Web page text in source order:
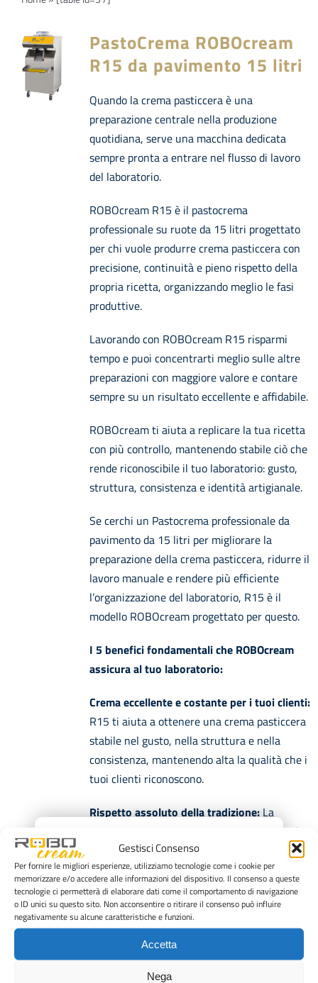
Gestisci Consenso
Per fornire le migliori esperienze, utilizziamo tecnologie come i cookie per
memorizzare e/o accedere alle informazioni del dispositivo. Il consenso a queste
tecnologie ci permetterà di elaborare dati come il comportamento di navigazione
o ID unici su questo sito. Non acconsentire o ritirare il consenso può influire
negativamente su alcune caratteristiche e funzioni.
Accetta
Nega
PRODOTTI
Azienda
Contatti
PastoCrema ROBOcream
R15 da pavimento 15 litri
Quando la crema pasticcera è una
preparazione centrale nella produzione
quotidiana, serve una macchina dedicata
sempre pronta a entrare nel flusso di lavoro
del laboratorio.
ROBOcream R15 è il pastocrema
professionale su ruote da 15 litri progettato
per chi vuole produrre crema pasticcera con
precisione, continuità e pieno rispetto della
propria ricetta, organizzando meglio le fasi
produttive.
Lavorando con ROBOcream R15 risparmi
tempo e puoi concentrarti meglio sulle altre
preparazioni con maggiore valore e contare
sempre su un risultato eccellente e affidabile.
ROBOcream ti aiuta a replicare la tua ricetta
con più controllo, mantenendo stabile ciò che
rende riconoscibile il tuo laboratorio: gusto,
struttura, consistenza e identità artigianale.
Se cerchi un Pastocrema professionale da
pavimento da 15 litri per migliorare la
preparazione della crema pasticcera, ridurre il
lavoro manuale e rendere più efficiente
l’organizzazione del laboratorio, R15 è il
modello ROBOcream progettato per questo.
I 5 benefici fondamentali che ROBOcream
assicura al tuo laboratorio:
Crema eccellente e costante per i tuoi clienti:
R15 ti aiuta a ottenere una crema pasticcera
stabile nel gusto, nella struttura e nella
consistenza, mantenendo alta la qualità che i
tuoi clienti riconoscono.
Rispetto assoluto della tradizione:La
tecnologia ROBOcream valorizza il tuo modo
di lavorare: non cambia la tua ricetta, ma ti
aiuta a mantenerla costante nel tempo.
Meno fatica, più efficienza:riduci il lavoro
manuale, alleggerisci le operazioni ripetitive e
rendi più fluido il ritmo di lavoro del
laboratorio.